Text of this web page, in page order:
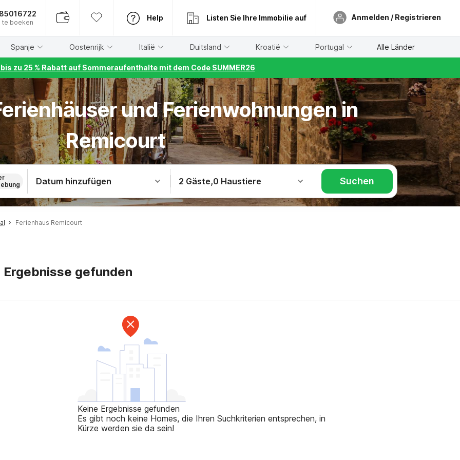
te boeken
Help Listen Sie Ihre Immobilie auf Anmelden / Registrieren
Spanje Oostenrijk Italië Duitsland Kroatië Portugal Alle Länder
zu 25 % Rabatt auf Sommeraufenthalte mit dem Code SUMMER26
und Ferienwohnungen in
Remicourt
Datum hinzufügen 2 Gäste,0 Haustiere Suchen
Ferienhaus Remicourt
Ergebnisse gefunden
Keine Ergebnisse gefunden
Es gibt noch keine Homes, die Ihren Suchkriterien entsprechen, in
Kürze werden sie da sein!